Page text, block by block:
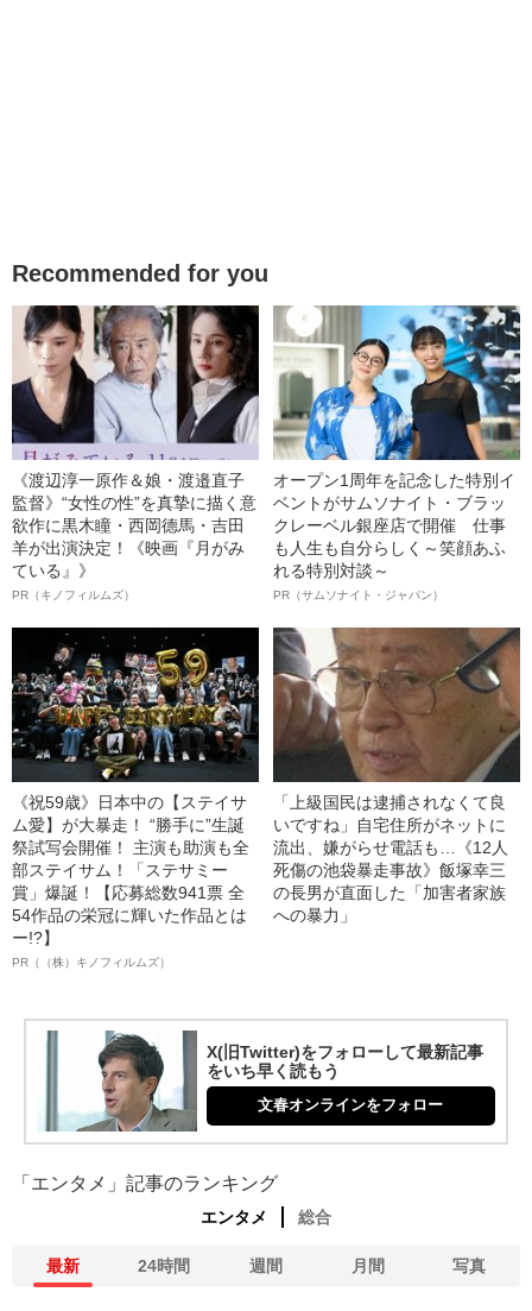
Recommended for you
《渡辺淳一原作＆娘・渡邉直子
監督》“女性の性”を真摯に描く意
欲作に黒木瞳・西岡德馬・吉田
羊が出演決定！《映画『月がみ
ている』》
PR（キノフィルムズ）
オープン1周年を記念した特別イ
ベントがサムソナイト・ブラッ
クレーベル銀座店で開催 仕事
も人生も自分らしく～笑顔あふ
れる特別対談～
PR（サムソナイト・ジャパン）
《祝59歳》日本中の【ステイサ
ム愛】が大暴走！ “勝手に”生誕
祭試写会開催！ 主演も助演も全
部ステイサム！「ステサミー
賞」爆誕！【応募総数941票 全
54作品の栄冠に輝いた作品とは
ー!?】
PR（（株）キノフィルムズ）
「上級国民は逮捕されなくて良
いですね」自宅住所がネットに
流出、嫌がらせ電話も…《12人
死傷の池袋暴走事故》飯塚幸三
の長男が直面した「加害者家族
への暴力」
X(旧Twitter)をフォローして最新記事
をいち早く読もう
文春オンラインをフォロー
「エンタメ」記事のランキング
エンタメ 総合
最新 24時間 週間 月間 写真